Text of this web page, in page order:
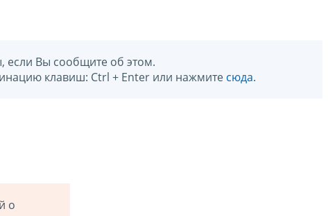
если Вы сообщите об этом.
клавиш: Ctrl + Enter или нажмите сюда.
о